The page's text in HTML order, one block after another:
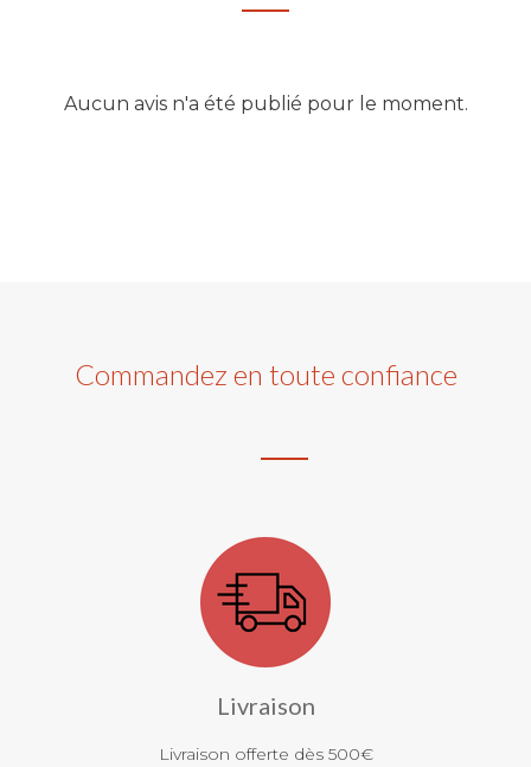
Aucun avis n'a été publié pour le moment.
Commandez en toute confiance
Livraison
Livraison offerte dès 500€